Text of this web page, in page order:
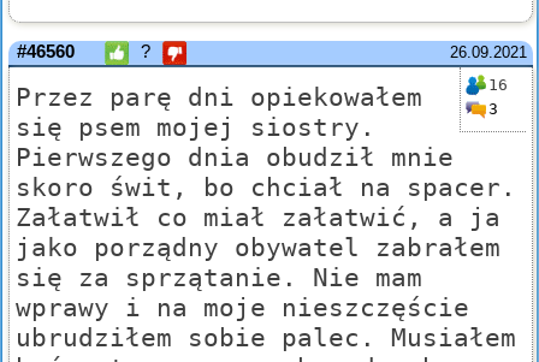
26.09.2021
#46560 ?
16
3
Przez parę dni opiekowałem
się psem mojej siostry.
Pierwszego dnia obudził mnie
skoro świt, bo chciał na spacer.
Załatwił co miał załatwić, a ja
jako porządny obywatel zabrałem
się za sprzątanie. Nie mam
wprawy i na moje nieszczęście
ubrudziłem sobie palec. Musiałem